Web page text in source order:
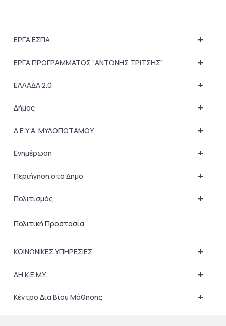
+
ΕΡΓΑ ΕΣΠΑ
+
ΕΡΓΑ ΠΡΟΓΡΑΜΜΑΤΟΣ “ΑΝΤΩΝΗΣ ΤΡΙΤΣΗΣ”
+
ΕΛΛΑΔΑ 2.0
+
Δήμος
+
Δ.Ε.Υ.Α. ΜΥΛΟΠΟΤΑΜΟΥ
+
Ενημέρωση
+
Περιήγηση στο Δήμο
+
Πολιτισμός
Πολιτική Προστασία
+
ΚΟΙΝΩΝΙΚΕΣ ΥΠΗΡΕΣΙΕΣ
+
ΔΗ.Κ.Ε.ΜΥ.
+
Κέντρο Δια Βίου Μάθησης